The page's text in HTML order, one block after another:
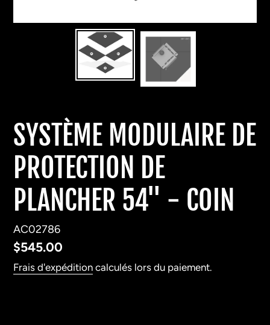
SYSTÈME MODULAIRE DE
PROTECTION DE
PLANCHER 54" - COIN
AC02786
Prix
normal
$545.00
Frais d'expédition calculés lors du paiement.